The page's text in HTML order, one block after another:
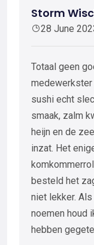
Storm
28 June
Totaal geen
sushi echt
smaak, zalm
heijn en de
inzat. Het
besteld het
niet lekker.
noemen houd
hebben